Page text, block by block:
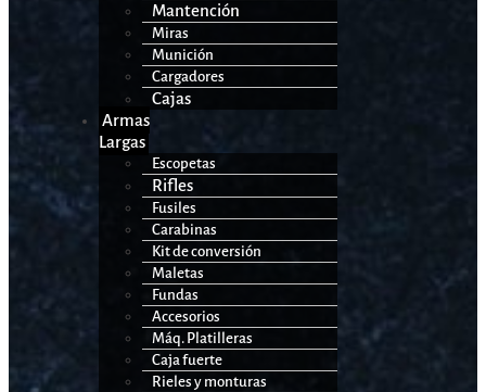
Mantención
Miras
Munición
Cargadores
Cajas
Armas
Largas
Escopetas
Rifles
Fusiles
Carabinas
Kit de conversión
Maletas
Fundas
Accesorios
Máq. Platilleras
Caja fuerte
Rieles y monturas